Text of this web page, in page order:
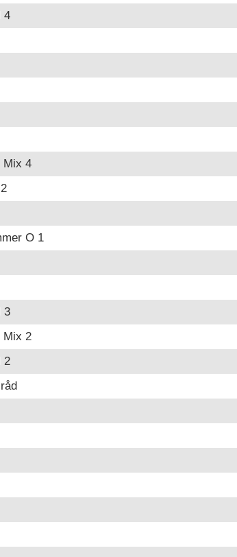
4
Mix 4
O 1
3
Mix 2
2